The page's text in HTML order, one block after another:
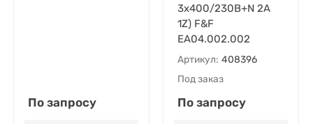
По запросу
3х400/230В+N 2А
1Z) F&F
EA04.002.002
Артикул: 408396
Под заказ
По запросу